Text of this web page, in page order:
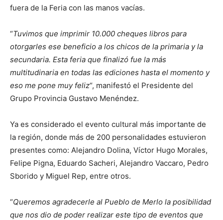
fuera de la Feria con las manos vacías.
“Tuvimos que imprimir 10.000 cheques libros para
otorgarles ese beneficio a los chicos de la primaria y la
secundaria. Esta feria que finalizó fue la más
multitudinaria en todas las ediciones hasta el momento y
eso me pone muy feliz“, manifestó el Presidente del
Grupo Provincia Gustavo Menéndez.
Ya es considerado el evento cultural más importante de
la región, donde más de 200 personalidades estuvieron
presentes como: Alejandro Dolina, Víctor Hugo Morales,
Felipe Pigna, Eduardo Sacheri, Alejandro Vaccaro, Pedro
Sborido y Miguel Rep, entre otros.
“Queremos agradecerle al Pueblo de Merlo la posibilidad
que nos dio de poder realizar este tipo de eventos que